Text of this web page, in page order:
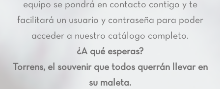
equipo se pondrá en contacto contigo y te
facilitará un usuario y contraseña para poder
acceder a nuestro catálogo completo.
¿A qué esperas?
Torrens, el souvenir que todos querrán llevar en
su maleta.